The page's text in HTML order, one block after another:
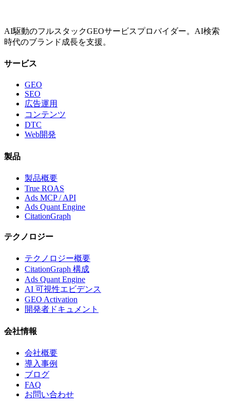
AI駆動のフルスタックGEOサービスプロバイダー。AI検索
時代のブランド成長を支援。
サービス
GEO
SEO
広告運用
コンテンツ
DTC
Web開発
製品
製品概要
True ROAS
Ads MCP / API
Ads Quant Engine
CitationGraph
テクノロジー
テクノロジー概要
CitationGraph 構成
Ads Quant Engine
AI 可視性エビデンス
GEO Activation
開発者ドキュメント
会社情報
会社概要
導入事例
ブログ
FAQ
お問い合わせ